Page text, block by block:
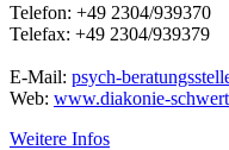
Telefon: +49 2304/939370
Telefax: +49 2304/939379
E-Mail: psych-
Web: www.diakonie-
Weitere Infos